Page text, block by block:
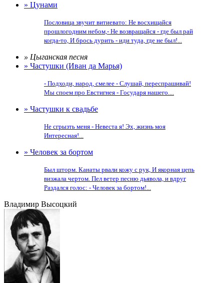
» Цунами
Пословица звучит витиевато: Не восхищайся
прошлогодним небом,- Не возвращайся - где был рай
когда-то, И брось дурить - иди туда, где не был!...
» Цыганская песня
» Частушки (Иван да Марья)
- Подходи, народ, смелее - Слушай, переспрашивай!
Мы споем про Евстигнея - Государя нашего....
» Частушки к свадьбе
Не сгрызть меня - Невеста я! Эх, жизнь моя
Интересная!...
» Человек за бортом
Был шторм. Канаты рвали кожу с рук, И якорная цепь
визжала чертом. Пел ветер песню дьявола, и вдруг
Раздался голос: - Человек за бортом!...
Владимир Высоцкий